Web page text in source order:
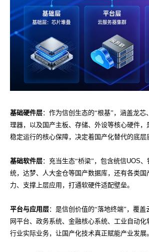
基础硬件层：作为信创生态的“根基”，涵盖龙
理器，以及国产主板、存储、外设等核心硬件，
稳定运行的核心保障，决定着国产化替代的底层
基础软件层：充当生态“桥梁”，包含统信UOS、
统，达梦、人大金仓等国产数据库，还有各类
力、支撑上层应用，打通软硬件适配壁垒。
平台与应用层：是信创价值的“落地终端”，覆
网平台、政务系统、金融核心系统、工业自动
行业实际业务，让国产化技术真正赋能产业发展。